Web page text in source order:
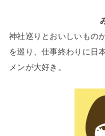
神社巡りとおいしいもの
を巡り、仕事終わりに日
メンが大好き。